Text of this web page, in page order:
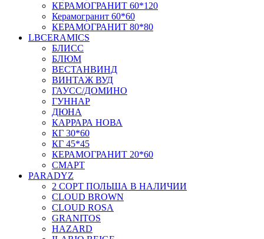
КЕРАМОГРАНИТ 60*120
Керамогранит 60*60
КЕРАМОГРАНИТ 80*80
LBCERAMICS
БЛИСС
БЛЮМ
ВЕСТАНВИНД
ВИНТАЖ ВУД
ГАУСС/ДОМИНО
ГУННАР
ДЮНА
КАРРАРА НОВА
КГ 30*60
КГ 45*45
КЕРАМОГРАНИТ 20*60
СМАРТ
PARADYZ
2 СОРТ ПОЛЬША В НАЛИЧИИ
CLOUD BROWN
CLOUD ROSA
GRANITOS
HAZARD